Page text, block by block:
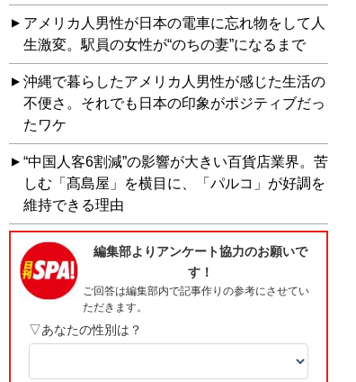
アメリカ人男性が日本の電車に忘れ物をして人
生激変。駅員の女性が“のちの妻”になるまで
沖縄で暮らしたアメリカ人男性が感じた生活の
不便さ。それでも日本の印象がポジティブだっ
たワケ
“中国人客6割減”の影響が大きい百貨店業界。苦
しむ「髙島屋」を横目に、「パルコ」が好調を
維持できる理由